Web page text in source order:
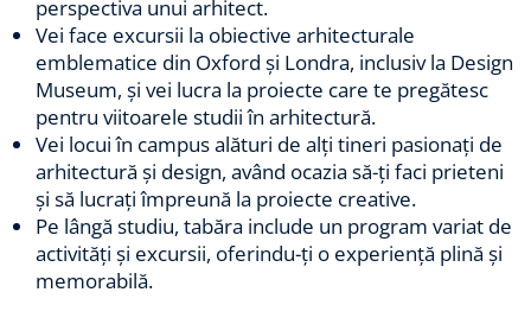
perspectiva unui arhitect.
Vei face excursii la obiective arhitecturale
emblematice din Oxford și Londra, inclusiv la Design
Museum, și vei lucra la proiecte care te pregătesc
pentru viitoarele studii în arhitectură.
Vei locui în campus alături de alți tineri pasionați de
arhitectură și design, având ocazia să-ți faci prieteni
și să lucrați împreună la proiecte creative.
Pe lângă studiu, tabăra include un program variat de
activități și excursii, oferindu-ți o experiență plină și
memorabilă.